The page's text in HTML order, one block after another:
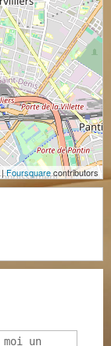
|Foursquarecontributors